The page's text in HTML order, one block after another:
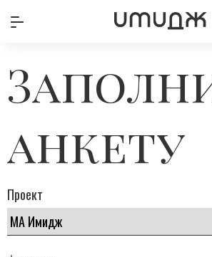
анкету
Проект